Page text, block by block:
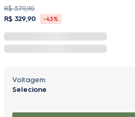
R$ 579,90
R$ 329,90 -43%